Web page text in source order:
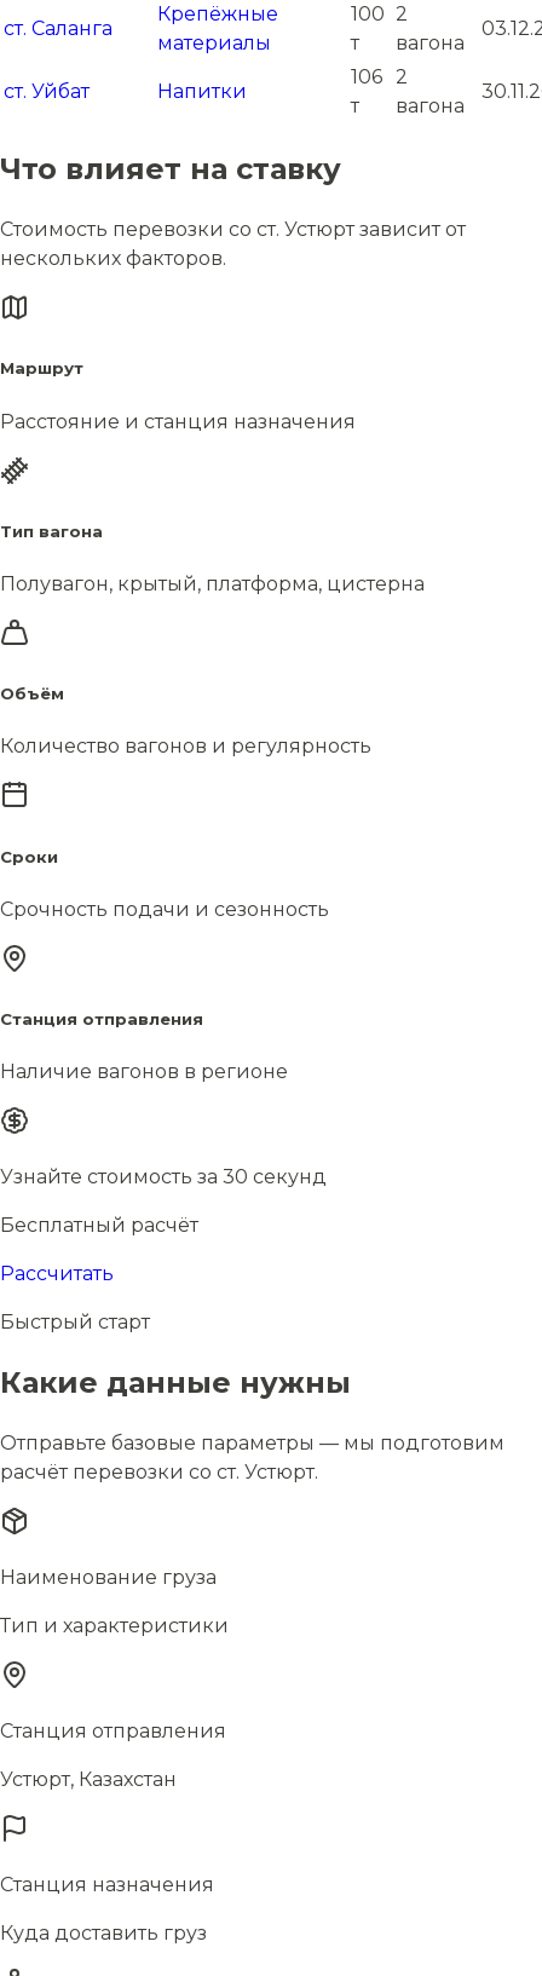
ст. Саланга
Крепёжные
материалы
100
т
2
вагона
ст. Уйбат Напитки
106
т
2
вагона
Что влияет на ставку
Стоимость перевозки со ст. Устюрт зависит от
нескольких факторов.
Маршрут
Расстояние и станция назначения
Тип вагона
Полувагон, крытый, платформа, цистерна
Объём
Количество вагонов и регулярность
Сроки
Срочность подачи и сезонность
Станция отправления
Наличие вагонов в регионе
Узнайте стоимость за 30 секунд
Бесплатный расчёт
Рассчитать
Быстрый старт
Какие данные нужны
Отправьте базовые параметры — мы подготовим
расчёт перевозки со ст. Устюрт.
Наименование груза
Тип и характеристики
Станция отправления
Устюрт, Казахстан
Станция назначения
Куда доставить груз